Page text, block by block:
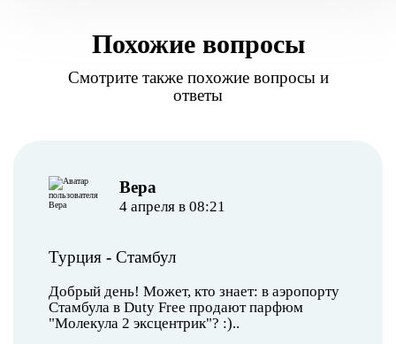
Похожие вопросы
Смотрите также похожие вопросы и
ответы
Вера
4 апреля в 08:21
Турция - Стамбул
Добрый день! Может, кто знает: в аэропорту
Стамбула в Duty Free продают парфюм
"Молекула 2 эксцентрик"? :)..